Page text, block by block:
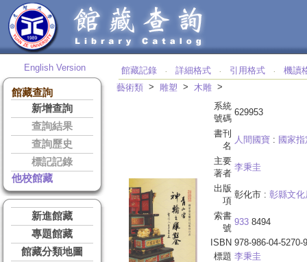
English Version
館藏查詢
新增查詢
查詢結果
查詢歷史
標記記錄
他校館藏
新進館藏
專題館藏
館藏分類地圖
館藏記錄 ‧ 詳細格式 ‧ 引用格式 ‧
機讀
藝術類 > 雕塑 > 木雕 >
系統
號碼
629953
書刊
名
人間國寶 : 國家
主要
著者
李秉圭
出版
項
彰化市 : 彰縣文化
索書
號
933 8494
ISBN 978-986-04-5270-9
標題 李秉圭